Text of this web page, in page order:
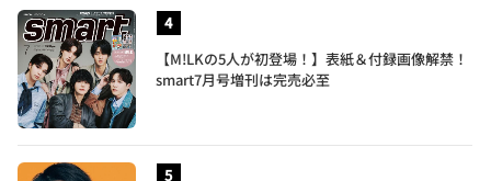
【M!LKの5人が初登場！】表紙＆付録画像解禁！
smart7月号増刊は完売必至